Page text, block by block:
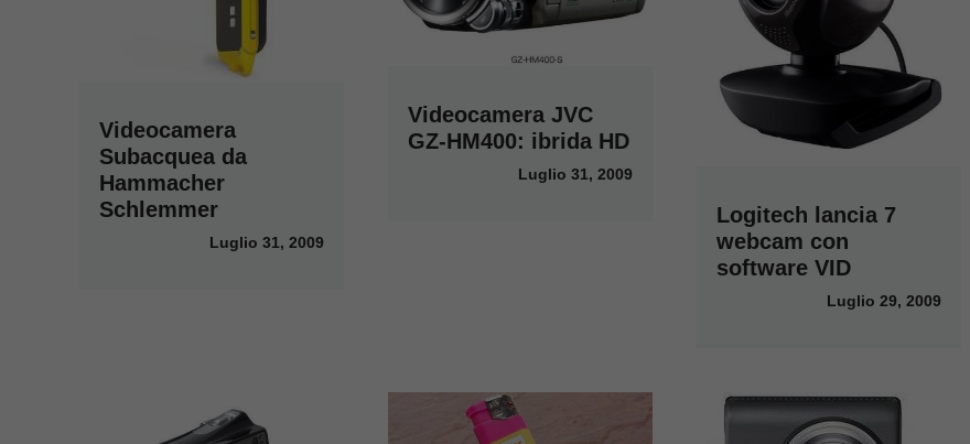
Videocamera
Subacquea da
Hammacher
Schlemmer
Luglio 31, 2009
Videocamera JVC
GZ-HM400: ibrida HD
Luglio 31, 2009
Logitech lancia 7
webcam con
software VID
Luglio 29, 2009